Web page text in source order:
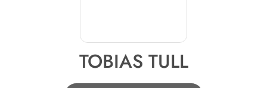
TOBIAS TULL